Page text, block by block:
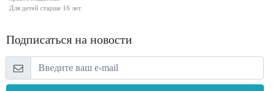
Для детей старше 16 лет.
Подписаться на новости